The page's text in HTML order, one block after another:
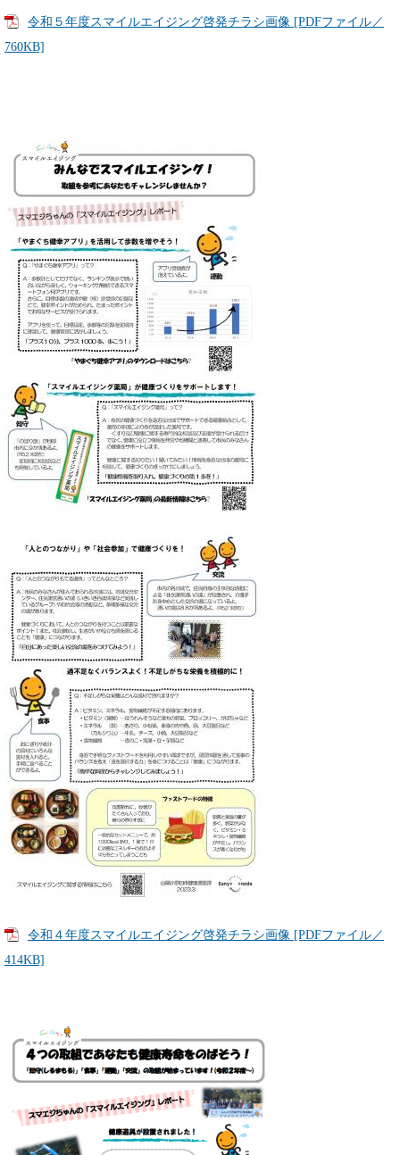
令和５年度スマイルエイジング啓発チラシ画像 [PDFファイル／
760KB]
令和４年度スマイルエイジング啓発チラシ画像 [PDFファイル／
414KB]